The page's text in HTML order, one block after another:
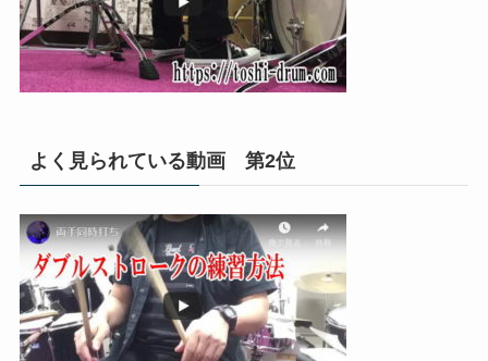
よく見られている動画 第2位